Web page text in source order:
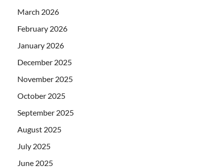
March 2026
February 2026
January 2026
December 2025
November 2025
October 2025
September 2025
August 2025
July 2025
June 2025